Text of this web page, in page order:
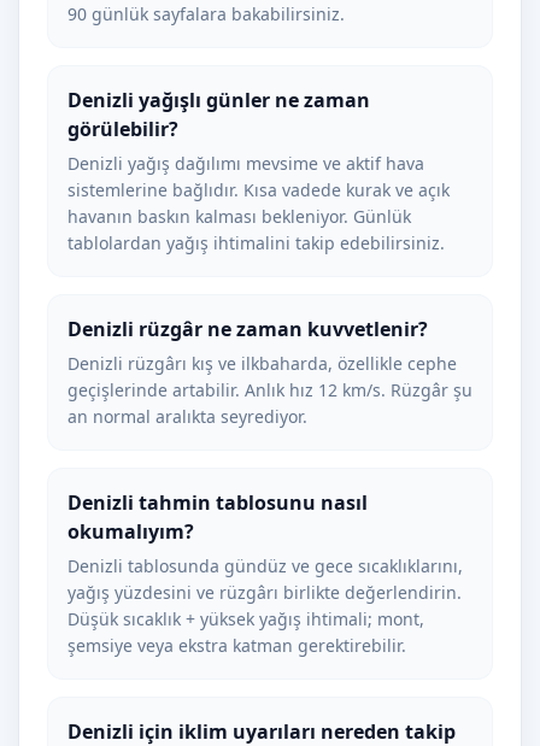
90 günlük sayfalara bakabilirsiniz.
Denizli yağışlı günler ne zaman
görülebilir?
Denizli yağış dağılımı mevsime ve aktif hava
sistemlerine bağlıdır. Kısa vadede kurak ve açık
havanın baskın kalması bekleniyor. Günlük
tablolardan yağış ihtimalini takip edebilirsiniz.
Denizli rüzgâr ne zaman kuvvetlenir?
Denizli rüzgârı kış ve ilkbaharda, özellikle cephe
geçişlerinde artabilir. Anlık hız 12 km/s. Rüzgâr şu
an normal aralıkta seyrediyor.
Denizli tahmin tablosunu nasıl
okumalıyım?
Denizli tablosunda gündüz ve gece sıcaklıklarını,
yağış yüzdesini ve rüzgârı birlikte değerlendirin.
Düşük sıcaklık + yüksek yağış ihtimali; mont,
şemsiye veya ekstra katman gerektirebilir.
Denizli için iklim uyarıları nereden takip